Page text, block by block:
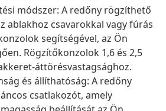
módszer: A redőny rögzíthető
ablakhoz csavarokkal vagy fúrás
segítségével, az Ön
Rögzítőkonzolok 1,6 és 2,5
áttörésvastagsághoz.
és állíthatóság: A redőny
csatlakozót, amely